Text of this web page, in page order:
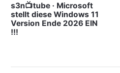
s3n📺tube · Microsoft
stellt diese Windows 11
Version Ende 2026 EIN
!!!